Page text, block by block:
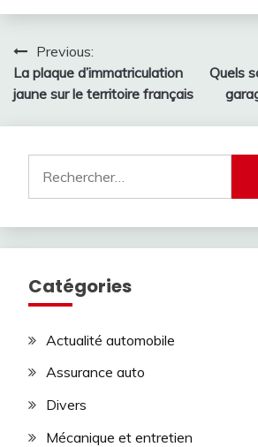
Navigation
de
Previous:
La plaque d’immatriculation
jaune sur le territoire français
Quels
Catégories
Actualité automobile
Assurance auto
Divers
Mécanique et entretien